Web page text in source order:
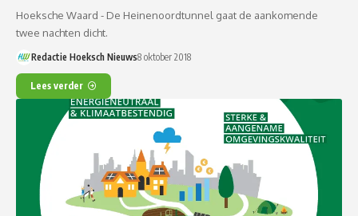
Hoeksche Waard - De Heinenoordtunnel gaat de aankomende
twee nachten dicht.
Redactie Hoeksch Nieuws8 oktober 2018
Lees verder